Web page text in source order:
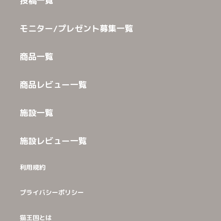
モニター/プレゼント募集一覧
商品一覧
商品レビュー一覧
施設一覧
施設レビュー一覧
利用規約
プライバシーポリシー
猫王国とは